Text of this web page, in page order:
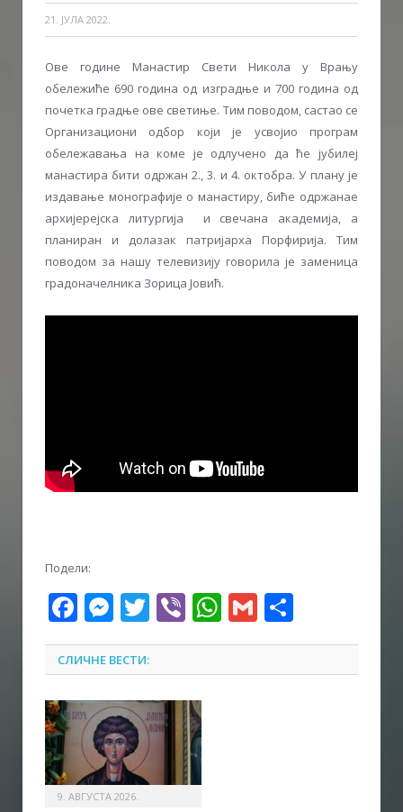
21. ЈУЛА 2022.
Ове године Манастир Свети Никола у Врању
обележиће 690 година од изградње и 700 година од
почетка градње ове светиње. Тим поводом, састао се
Организациони одбор који је усвојио програм
обележавања на коме је одлучено да ће јубилеј
манастира бити одржан 2., 3. и 4. октобра. У плану је
издавање монографије о манастиру, биће одржанае
архијерејска литургија и свечана академија, а
планиран и долазак патријарха Порфирија. Тим
поводом за нашу телевизију говорила је заменица
градоначелника Зорица Јовић.
Подели:
Facebook
Messenger
Twitter
ViberWhatsApp
Gmail
СЛИЧНЕ ВЕСТИ:
9. АВГУСТА 2026.